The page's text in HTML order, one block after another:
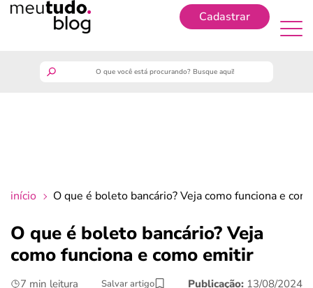
Cadastrar
crédito fácil
início O que é boleto bancário? Veja como funciona e
O que é boleto bancário? Veja
como funciona e como emitir
7 min leitura Salvar artigo Publicação: 13/08/2024